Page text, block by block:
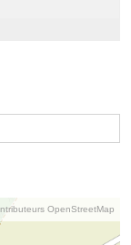
OpenStreetMap